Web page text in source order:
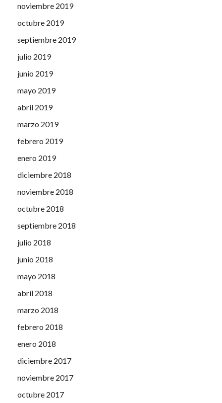
noviembre 2019
octubre 2019
septiembre 2019
julio 2019
junio 2019
mayo 2019
abril 2019
marzo 2019
febrero 2019
enero 2019
diciembre 2018
noviembre 2018
octubre 2018
septiembre 2018
julio 2018
junio 2018
mayo 2018
abril 2018
marzo 2018
febrero 2018
enero 2018
diciembre 2017
noviembre 2017
octubre 2017